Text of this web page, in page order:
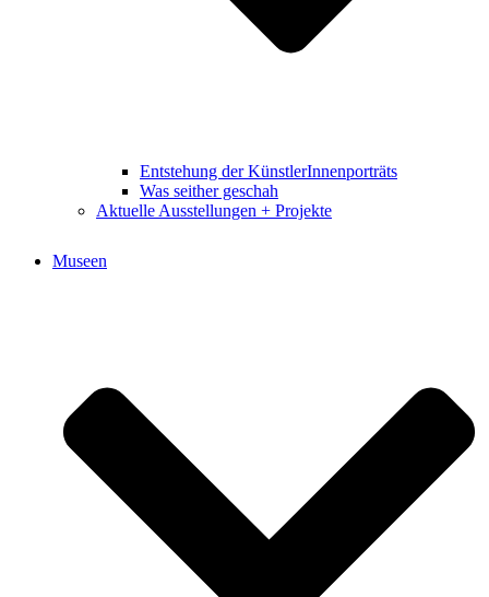
Entstehung der KünstlerInnenporträts
Was seither geschah
Aktuelle Ausstellungen + Projekte
Museen